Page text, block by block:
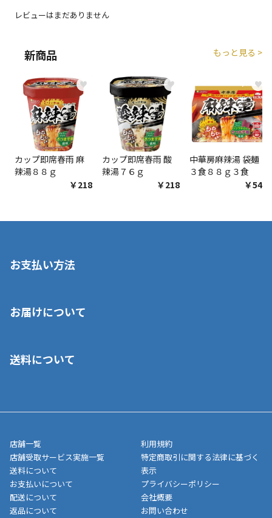
レビューはまだありません
新商品 もっと見る >
♥
カップ即席春雨 麻
辣湯８８ｇ
￥218
♥
カップ即席春雨 酸
辣湯７６ｇ
￥218
♥
中華房麻辣湯 袋麺
３食８８ｇ３食
￥548
お支払い方法
いいただくことはできません。ご了承ください。
■代金引換(代引)※手数料がかかります
■商品によっては一部決済方法が使用できない場合がございま
す。
お届けについて
ご注文が確認出来次第、1～4営業日に発送いたします。「お取り
業日にてお引渡しとなります。(離島などの場合、例外もあります)
メーカー直送品など一部商品については、その他商品との購入に
制限がかかる場合がございます。また発送日についても、通常と
異なる場合がございます。対象商品の説明ページをご確認くださ
い。
■店舗受取をご選択いただいた場合
ご注文が確認出来次第、お受取される店舗在庫を使用してご準備
送料について
店舗一覧
店舗受取サービス実施一覧
送料について
お支払いについて
配送について
返品について
利用規約
特定商取引に関する法律に基づく
表示
プライバシーポリシー
会社概要
お問い合わせ